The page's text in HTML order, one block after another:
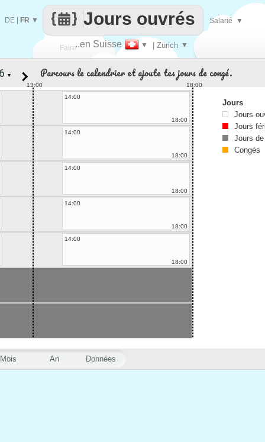
Faire..en Suisse ▼ | Zürich ▼
Jours ouvrés
DE FR ▼ Salarié ▼
Mois An Données
▼ Parcours le calendrier et ajoute tes jours de congé.
13:00
18:00
14:00
18:00
14:00
18:00
14:00
18:00
14:00
18:00
14:00
18:00
Jours
Jours
Jours
Jours
Congés